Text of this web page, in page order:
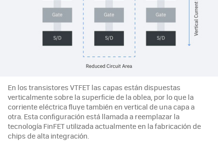
En los transistores VTFET las capas están dispuestas
verticalmente sobre la superficie de la oblea, por lo que la
corriente eléctrica fluye también en vertical de una capa a
otra. Esta configuración está llamada a reemplazar la
tecnología FinFET utilizada actualmente en la fabricación de
chips de alta integración.